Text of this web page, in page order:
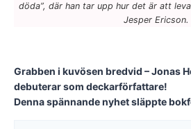
döda”, där han tar upp hur det är att
Jesper Ericson.
Grabben i kuvösen bredvid – Jonas
debuterar som deckarförfattare!
Denna spännande nyhet släppte